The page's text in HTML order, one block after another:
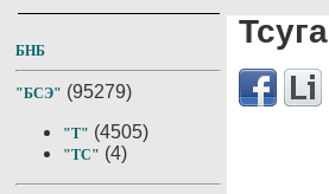
БНБ
"БСЭ" (95279)
"Т" (4505)
"ТС" (4)
Тсуга